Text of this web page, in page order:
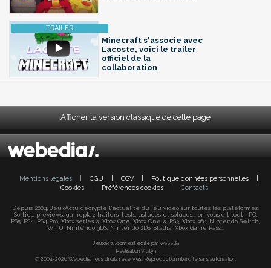
Minecraft s'associe avec
Lacoste, voici le trailer
officiel de la
collaboration
Afficher la version classique de cette page
Mentions légales CGU CGV Politique données personnelles
Cookies
Préférences cookies Contacts
Depuis 2004, JeuxActu décrypte l'actualité du jeu vidéo sur toutes les plateformes.
Sorties, previews, gameplay, trailers, tests, astuces et soluces... on vous dit tout ! PC,
PS5, PS4, PS4 Pro, Xbox series X, Xbox One, Xbox One X, PS3, Xbox 360, Nintendo Switch,
Wii U, Nintendo 3DS, Nintendo 2DS, Stadia, Xbox Game Pass...
Jeuxactu.com est édité par Webedia
Réalisation Vitalyn
© 2004-2026 Webedia. Tous droits réservés. Reproduction interdite sans autorisation.